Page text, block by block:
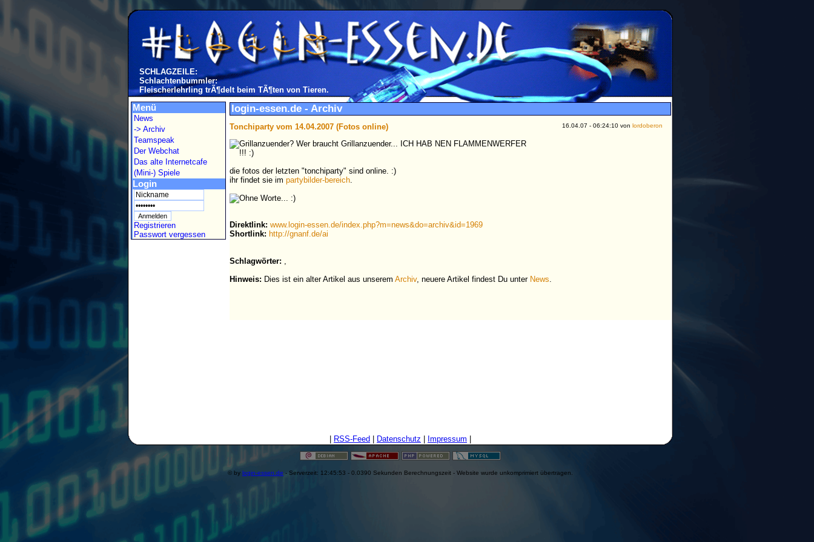
SCHLAGZEILE:
Schlachtenbummler:
Fleischerlehrling trÃ¶delt beim TÃ¶ten von Tieren.
Menü
News
-> Archiv
Teamspeak
Der Webchat
Das alte Internetcafe
(Mini-) Spiele
Login
Registrieren
Passwort vergessen
login-essen.de - Archiv
Tonchiparty vom 14.04.2007 (Fotos online) 16.04.07 - 06:24:10 von lordoberon
die fotos der letzten "tonchiparty" sind online. :)
ihr findet sie im partybilder-bereich
Direktlink: www.login-essen.de/index.php?m=news&do=archiv&id=1969
Shortlink: http://gnanf.de/ai
Schlagwörter: ,
Hinweis: Dies ist ein alter Artikel aus unserem Archiv, neuere Artikel findest Du unter News.
RSS-Feed Datenschutz Impressum
© by login-essen.de - Serverzeit: 12:45:53 - 0.0390 Sekunden Berechnungszeit - Website wurde unkomprimiert übertragen.